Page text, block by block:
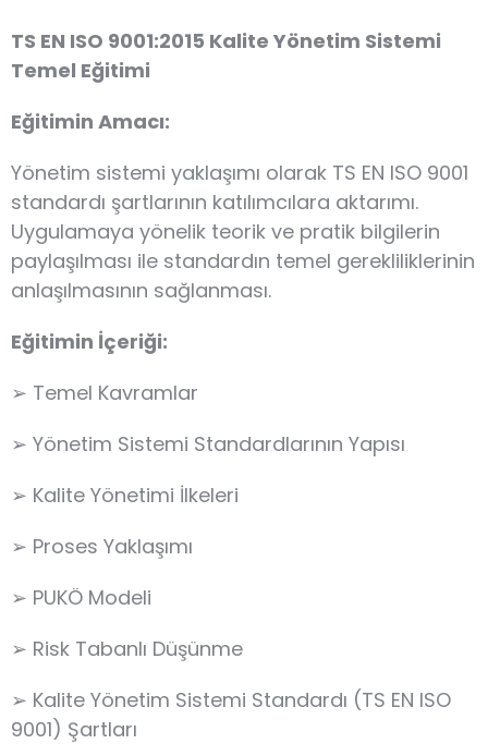
TS EN ISO 9001:2015 Kalite Yönetim Sistemi
Temel Eğitimi
Eğitimin Amacı:
Yönetim sistemi yaklaşımı olarak TS EN ISO 9001
standardı şartlarının katılımcılara aktarımı.
Uygulamaya yönelik teorik ve pratik bilgilerin
paylaşılması ile standardın temel gerekliliklerinin
anlaşılmasının sağlanması.
Eğitimin İçeriği:
➢ Temel Kavramlar
➢ Yönetim Sistemi Standardlarının Yapısı
➢ Kalite Yönetimi İlkeleri
➢ Proses Yaklaşımı
➢ PUKÖ Modeli
➢ Risk Tabanlı Düşünme
➢ Kalite Yönetim Sistemi Standardı (TS EN ISO
9001) Şartları